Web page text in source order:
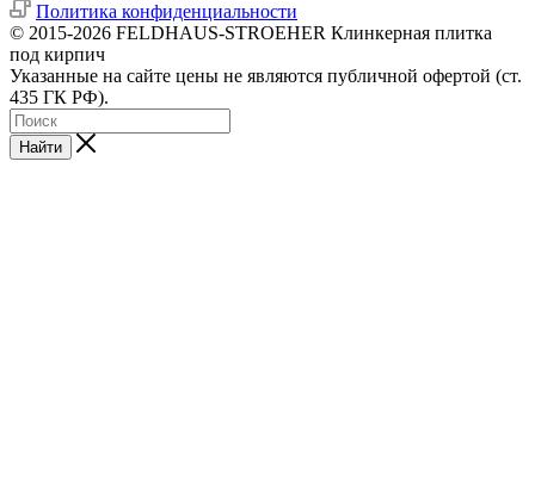
Политика конфиденциальности
© 2015-2026 FELDHAUS-STROEHER Клинкерная плитка
под кирпич
Указанные на сайте цены не являются публичной офертой (ст.
435 ГК РФ).
Найти